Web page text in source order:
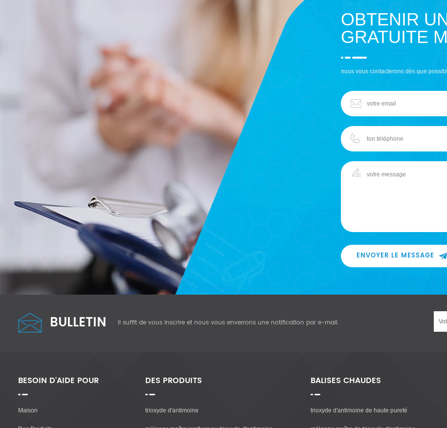
OBTENIR
GRATUITE
nous vous contacterons dès que
ENVOYER LE MESSAGE
BULLETIN il suffit de vous inscrire et nous vous enverrons une notification par e-mail.
BESOIN D'AIDE POUR
Maison
DES PRODUITS
trioxyde d'antimoine
BALISES CHAUDES
trioxyde d'antimoine de haute pureté